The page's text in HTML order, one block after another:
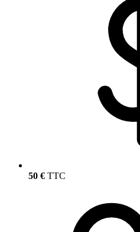
50 € TTC